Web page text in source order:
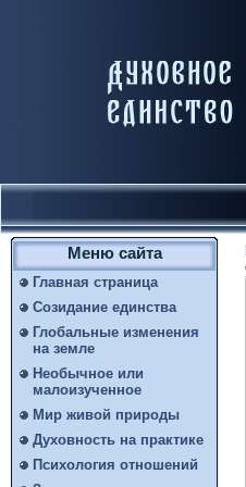
Меню сайта
Главная страница
Созидание единства
Глобальные изменения
на земле
Необычное или
малоизученное
Мир живой природы
Духовность на практике
Психология отношений